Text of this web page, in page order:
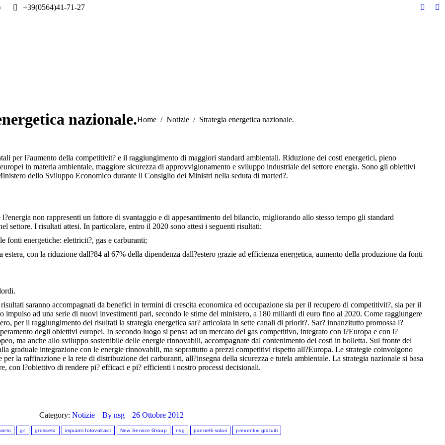
+39(0564)41-71-27
nazionale.You are here:
Home Notizie Strategia energetica nazionale.
per l?aumento della competitivit? e il raggiungimento di maggiori standard ambientali. Riduzione dei costi energetici, pieno
in materia ambientale, maggiore sicurezza di approvvigionamento e sviluppo industriale del settore energia. Sono gli obiettivi
dello Sviluppo Economico durante il Consiglio dei Ministri nella seduta di marted?.
non rappresenti un fattore di svantaggio e di appesantimento del bilancio, migliorando allo stesso tempo gli standard
settore. I risultati attesi. In particolare, entro il 2020 sono attesi i seguenti risultati:
fonti energetiche: elettricit?, gas e carburanti;
con la riduzione dall?84 al 67% della dipendenza dall?estero grazie ad efficienza energetica, aumento della produzione da fonti
saranno accompagnati da benefici in termini di crescita economica ed occupazione sia per il recupero di competitivit?, sia per il
impulso ad una serie di nuovi investimenti pari, secondo le stime del ministero, a 180 miliardi di euro fino al 2020. Come raggiungere
per il raggiungimento dei risultati la strategia energetica sar? articolata in sette canali di priorit?. Sar? innanzitutto promossa l?
degli obiettivi europei. In secondo luogo si pensa ad un mercato del gas competitivo, integrato con l?Europa e con l?
ma anche allo sviluppo sostenibile delle energie rinnovabili, accompagnate dal contenimento dei costi in bolletta. Sul fronte del
graduale integrazione con le energie rinnovabili, ma soprattutto a prezzi competitivi rispetto all?Europa. Le strategie coinvolgono
la raffinazione e la rete di distribuzione dei carburanti, all?insegna della sicurezza e tutela ambientale. La strategia nazionale si basa
con l?obiettivo di rendere pi? efficaci e pi? efficienti i nostro processi decisionali.
Category: Notizie By nsg 26 Ottobre 2012
gr. grosseto impianti fotovoltaici New Service Group nsg pannelli solari preventivi gratuiti